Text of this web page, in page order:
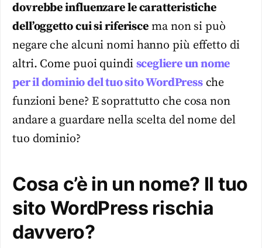
dovrebbe influenzare le caratteristiche
dell’oggetto cui si riferisce ma non si può
negare che alcuni nomi hanno più effetto di
altri. Come puoi quindi scegliere un nome
per il dominio del tuo sito WordPressche
funzioni bene? E soprattutto che cosa non
andare a guardare nella scelta del nome del
tuo dominio?
Cosa c’è in un nome? Il tuo
sito WordPress rischia
davvero?